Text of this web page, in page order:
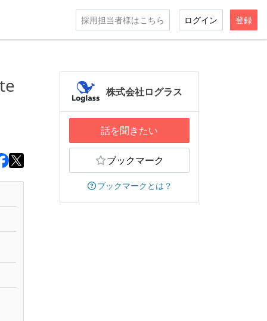
採用担当者様はこちら ログイン 登録
株式会社ログラス
話を聞きたい
ブックマーク
ブックマークとは？